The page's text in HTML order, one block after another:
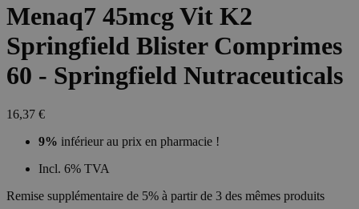
Menaq7 45mcg Vit K2
Springfield Blister Comprimes
60 - Springfield Nutraceuticals
16,37 €
9% inférieur au prix en pharmacie !
Incl. 6% TVA
Remise supplémentaire de 5% à partir de 3 des mêmes produits